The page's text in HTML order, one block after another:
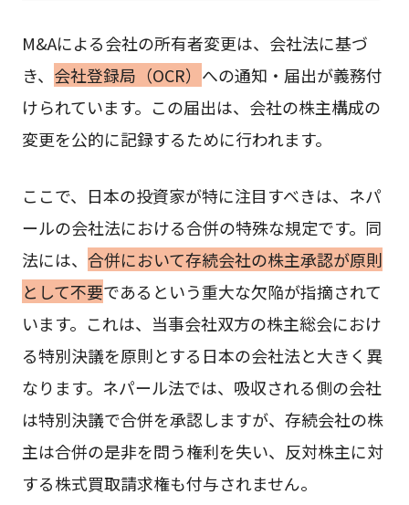
M&Aによる会社の所有者変更は、会社法に基づ
き、 会社登録局（OCR） への通知・届出が義務付
けられています。この届出は、会社の株主構成の
変更を公的に記録するために行われます。
ここで、日本の投資家が特に注目すべきは、ネパ
ールの会社法における合併の特殊な規定です。同
法には、 合併において存続会社の株主承認が原則
として不要であるという重大な欠陥が指摘されて
います。これは、当事会社双方の株主総会におけ
る特別決議を原則とする日本の会社法と大きく異
なります。ネパール法では、吸収される側の会社
は特別決議で合併を承認しますが、存続会社の株
主は合併の是非を問う権利を失い、反対株主に対
する株式買取請求権も付与されません。